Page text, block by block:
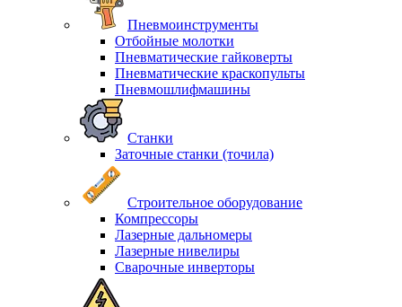
Пневмоинструменты
Отбойные молотки
Пневматические гайковерты
Пневматические краскопульты
Пневмошлифмашины
Станки
Заточные станки (точила)
Строительное оборудование
Компрессоры
Лазерные дальномеры
Лазерные нивелиры
Сварочные инверторы